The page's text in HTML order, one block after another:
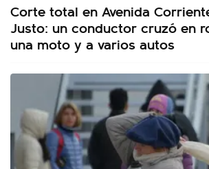
Corte total en Avenida
Justo: un conductor cruzó en
una moto y a varios autos